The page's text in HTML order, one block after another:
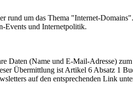
um das Thema "Internet-
Events und Internetpolitik.
Daten (Name und E-Mail-Adresse)
Übermittlung ist Artikel 6 Absatz 1
auf den entsprechenden Link